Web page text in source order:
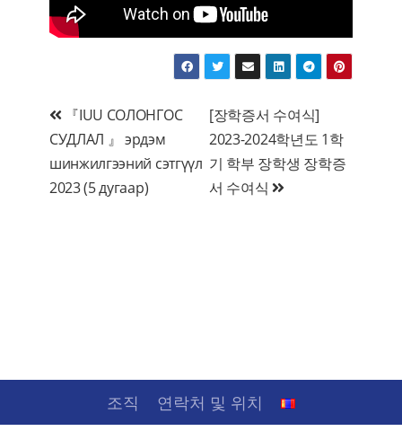
글
탐
색
[장학증서 수여식]
2023-2024학년도 1학
기 학부 장학생 장학증
서 수여식
『IUU СОЛОНГОС
СУДЛАЛ 』 эрдэм
шинжилгээний сэтгүүл
2023 (5 дугаар)
조직 연락처 및 위치